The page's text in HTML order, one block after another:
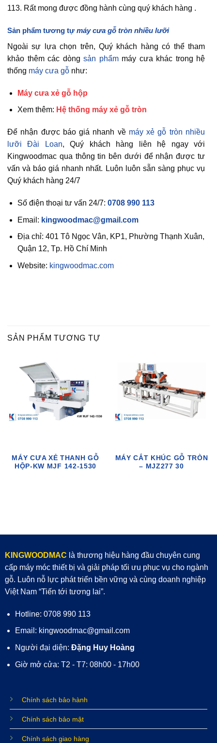
113. Rất mong được đồng hành cùng quý khách hàng .
Sản phẩm tương tự máy cưa gỗ tròn nhiều lưỡi
Ngoài sự lựa chọn trên, Quý khách hàng có thể tham
khảo thêm các dòng sản phẩmmáy cưa khác trong hệ
thống máy cưa gỗ như:
Máy cưa xẻ gỗ hộp
Xem thêm: Hệ thống máy xẻ gỗ tròn
Để nhận được báo giá nhanh về máy xẻ gỗ tròn nhiều
lưỡi Đài Loan, Quý khách hàng liên hệ ngay với
Kingwoodmac qua thông tin bên dưới để nhận được tư
vấn và báo giá nhanh nhất. Luôn luôn sẵn sàng phục vụ
Quý khách hàng 24/7
Số điện thoại tư vấn 24/7: 0708 990 113
Email: kingwoodmac@gmail.com
Địa chỉ: 401 Tô Ngọc Vân, KP1, Phường Thạnh Xuân,
Quận 12, Tp. Hồ Chí Minh
Website: kingwoodmac.com
SẢN PHẨM TƯƠNG TỰ
MÁY CƯA XẺ THANH GỖ
HỘP-KW MJF 142-1530
MÁY CẮT KHÚC GỖ TRÒN
– MJZ277 30
KINGWOODMAC là thương hiệu hàng đầu chuyên cung
cấp máy móc thiết bị và giải pháp tối ưu phục vụ cho ngành
gỗ. Luôn nỗ lực phát triển bền vững và cùng doanh nghiệp
Việt Nam “Tiến tới tương lai”.
Hotline: 0708 990 113
Email: kingwoodmac@gmail.com
Người đại diện: Đặng Huy Hoàng
Giờ mở cửa: T2 - T7: 08h00 - 17h00
Chính sách bảo hành
Chính sách bảo mật
Chính sách giao hàng